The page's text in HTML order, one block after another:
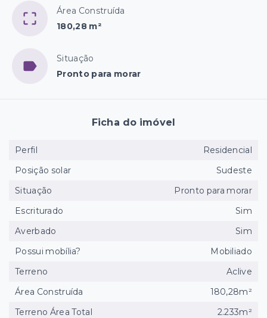
Área Construída
180,28 m²
Situação
Pronto para morar
Ficha do imóvel
Perfil
Residencial
Posição solar
Sudeste
Situação
Pronto para morar
Escriturado
Sim
Averbado
Sim
Possui mobília?
Mobiliado
Terreno
Aclive
Área Construída
180,28m²
Terreno Área Total
2.233m²